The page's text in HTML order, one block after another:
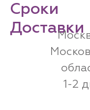
Сроки
Доставки
Подробные сроки
1-2